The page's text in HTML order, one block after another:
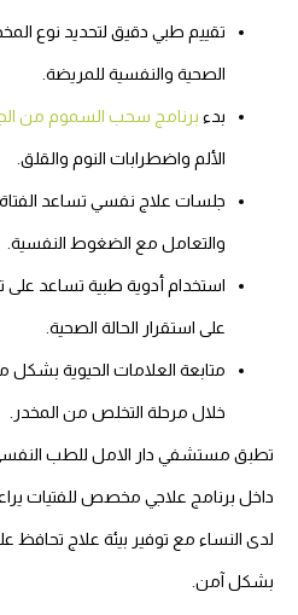
تقييم طبي دقيق لتحديد نوع
الصحية والنفسية للمريضة.
بدء برنامج سحب السموم من
الألم واضطرابات النوم والقلق.
جلسات علاج نفسي تساعد
والتعامل مع الضغوط النفسية.
استخدام أدوية طبية تساعد
على استقرار الحالة الصحية.
متابعة العلامات الحيوية
خلال مرحلة التخلص من المخدر.
تطبق مستشفي دار الامل للطب
داخل برنامج علاجي مخصص للفتيات
لدى النساء مع توفير بيئة علاج تحافظ
بشكل آمن.